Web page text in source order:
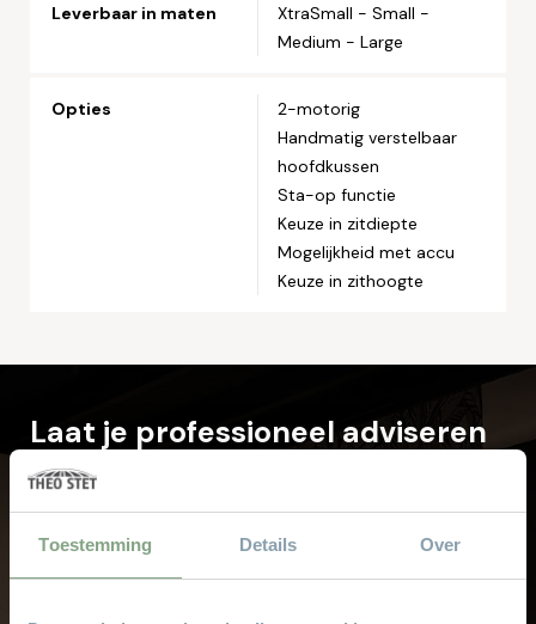
Toestemming Details Over
Leverbaar in maten
XtraSmall - Small -
Medium - Large
Opties
2-motorig
Handmatig verstelbaar
hoofdkussen
Sta-op functie
Keuze in zitdiepte
Mogelijkheid met accu
Keuze in zithoogte
Laat je professioneel adviseren
bij Theo Stet
Onze verkoopspecialisten met jarenlange
ervaring helpen u graag met het kiezen van
uw droominterieur.